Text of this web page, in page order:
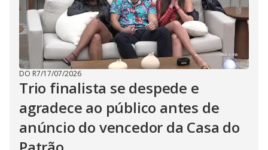
DO R7/17/07/2026
Trio finalista se despede e
agradece ao público antes de
anúncio do vencedor da Casa do